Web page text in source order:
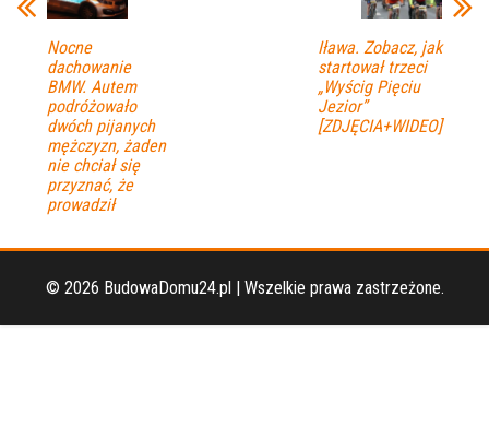
Nocne
dachowanie
BMW. Autem
podróżowało
dwóch pijanych
mężczyzn, żaden
nie chciał się
przyznać, że
prowadził
Iława. Zobacz, jak
startował trzeci
„Wyścig Pięciu
Jezior”
[ZDJĘCIA+WIDEO]
© 2026 BudowaDomu24.pl | Wszelkie prawa zastrzeżone.